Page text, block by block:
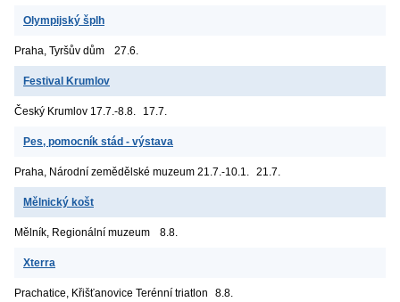
Olympijský šplh
Praha, Tyršův dům 27.6.
Festival Krumlov
Český Krumlov 17.7.-8.8. 17.7.
Pes, pomocník stád - výstava
Praha, Národní zemědělské muzeum 21.7.-10.1. 21.7.
Mělnický košt
Mělník, Regionální muzeum 8.8.
Xterra
Prachatice, Křišťanovice Terénní triatlon 8.8.